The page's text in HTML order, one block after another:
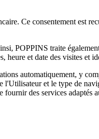
Ce consentement est
POPPINS traite
et date des visites et
automatiquement, y
et le type de
des services adaptés